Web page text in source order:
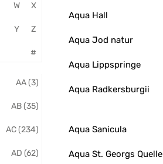
W X
Y Z
#
AA (3)
AB (35)
AC (234)
AD (62)
Aqua Hall
Aqua Jod natur
Aqua Lippspringe
Aqua Radkersburgii
Aqua Sanicula
Aqua St. Georgs Quelle